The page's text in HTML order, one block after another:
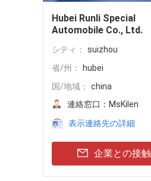
Hubei Runli Special
Automobile Co., Ltd.
シティ：
suizhou
省/州：
hubei
国/地域：
china
連絡窓口： MsKilen
表示連絡先の詳細
企業との接触